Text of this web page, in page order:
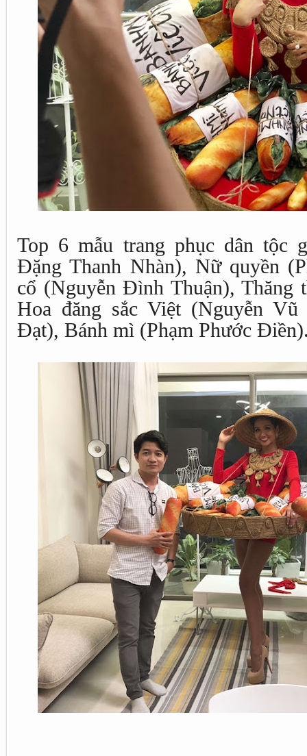
Top 6 mẫu trang phục dân tộc
Đặng Thanh Nhàn), Nữ quyền
cổ (Nguyễn Đình Thuận),
Hoa đăng sắc Việt (Nguyễn
Đạt), Bánh mì (Phạm Phước